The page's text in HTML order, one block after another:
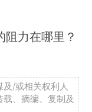
力在哪里？
/或相关权利人
、摘编、复制及